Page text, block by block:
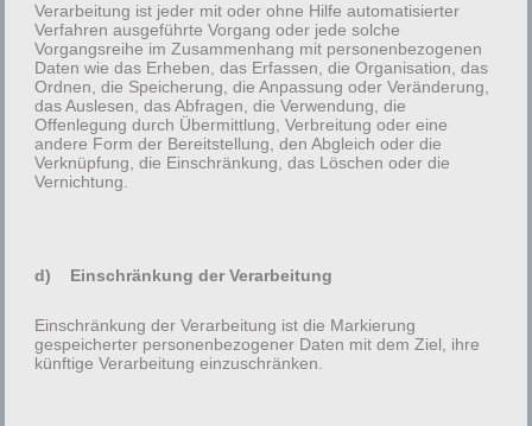
Website
Name, E-Mail-Adresse und Website in diesem
Browser für meinen nächsten Kommentar speichern.
Change Image
Verarbeitung ist jeder mit oder ohne Hilfe automatisierter
Verfahren ausgeführte Vorgang oder jede solche
Vorgangsreihe im Zusammenhang mit personenbezogenen
Daten wie das Erheben, das Erfassen, die Organisation, das
Ordnen, die Speicherung, die Anpassung oder Veränderung,
das Auslesen, das Abfragen, die Verwendung, die
Offenlegung durch Übermittlung, Verbreitung oder eine
andere Form der Bereitstellung, den Abgleich oder die
Verknüpfung, die Einschränkung, das Löschen oder die
Vernichtung.
d) Einschränkung der Verarbeitung
Einschränkung der Verarbeitung ist die Markierung
gespeicherter personenbezogener Daten mit dem Ziel, ihre
künftige Verarbeitung einzuschränken.